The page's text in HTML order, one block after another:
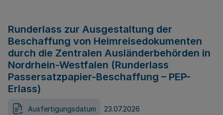
Runderlass zur Ausgestaltung der
Beschaffung von Heimreisedokumenten
durch die Zentralen Ausländerbehörden in
Nordrhein-Westfalen (Runderlass
Passersatzpapier-Beschaffung – PEP-
Erlass)
Ausfertigungsdatum 23.07.2026